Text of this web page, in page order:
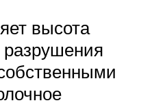
высота
разрушения